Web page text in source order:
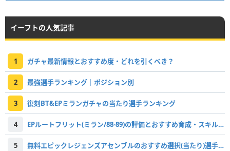
イーフトの人気記事
1 ガチャ最新情報とおすすめ度・どれを引くべき？
2 最強選手ランキング｜ポジション別
3 復刻BT&EPミランガチャの当たり選手ランキング
4 EPルートフリット(ミラン/88-89)の評価とおすすめ育成・スキル追加
5 無料エピックレジェンズアセンブルのおすすめ選択(当たり)選手ランキングと引き方